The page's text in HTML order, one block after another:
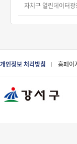
개인정보 처리방침 홈페이